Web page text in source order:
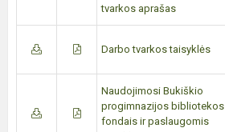
tvarkos aprašas
Darbo tvarkos taisyklės
Naudojimosi Bukiškio
progimnazijos bibliotekos
fondais ir paslaugomis